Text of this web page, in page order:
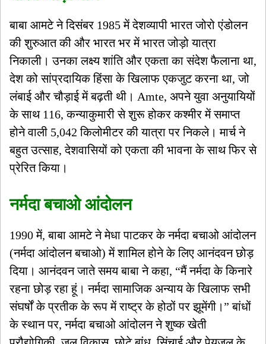
बाबा आमटे ने दिसंबर 1985 में देशव्यापी भारत जोरो एंडोलन
की शुरुआत की और भारत भर में भारत जोड़ो यात्रा
निकाली। उनका लक्ष्य शांति और एकता का संदेश फैलाना था,
देश को सांप्रदायिक हिंसा के खिलाफ एकजुट करना था, जो
लंबाई और चौड़ाई में बढ़ती थी। Amte, अपने युवा अनुयायियों
के साथ 116, कन्याकुमारी से शुरू होकर कश्मीर में समाप्त
होने वाली 5,042 किलोमीटर की यात्रा पर निकले। मार्च ने
बहुत उत्साह, देशवासियों को एकता की भावना के साथ फिर से
प्रेरित किया।
नर्मदा बचाओ आंदोलन
1990 में, बाबा आमटे ने मेधा पाटकर के नर्मदा बचाओ आंदोलन
(नर्मदा आंदोलन बचाओ) में शामिल होने के लिए आनंदवन छोड़
दिया। आनंदवन जाते समय बाबा ने कहा, “मैं नर्मदा के किनारे
रहना छोड़ रहा हूं। नर्मदा सामाजिक अन्याय के खिलाफ सभी
संघर्षों के प्रतीक के रूप में राष्ट्र के होठों पर झूमेंगी।” बांधों
के स्थान पर, नर्मदा बचाओ आंदोलन ने शुष्क खेती